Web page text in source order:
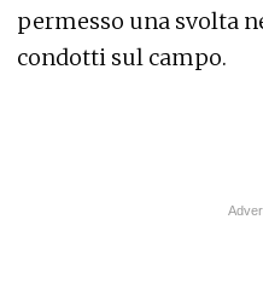
permesso una svolta
condotti sul campo.